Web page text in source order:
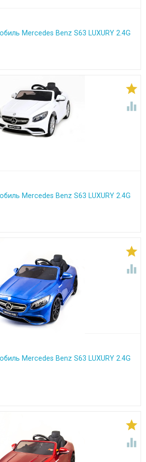
Mercedes Benz S63 LUXURY 2.4G


Mercedes Benz S63 LUXURY 2.4G


Mercedes Benz S63 LUXURY 2.4G

